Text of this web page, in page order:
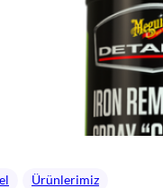
Ürünlerimiz